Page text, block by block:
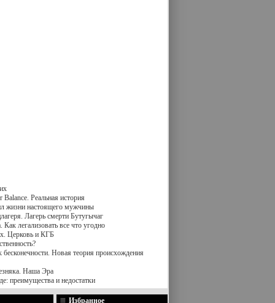
Balance. Реальная история
жизни настоящего мужчины
Лагерь смерти Бутугычаг
легализовать все что угодно
Церковь и КГБ
бесконечности. Новая теория происхождения
Наша Эра
преимущества и недостатки
Избранное